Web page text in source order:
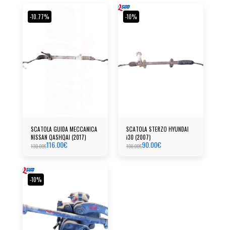
-10.77%
SCATOLA GUIDA MECCANICA
NISSAN QASHQAI (2017)
130.00€116.00€
-10%
SCATOLA STERZO HYUNDAI
i30 (2007)
100.00€90.00€
-10%